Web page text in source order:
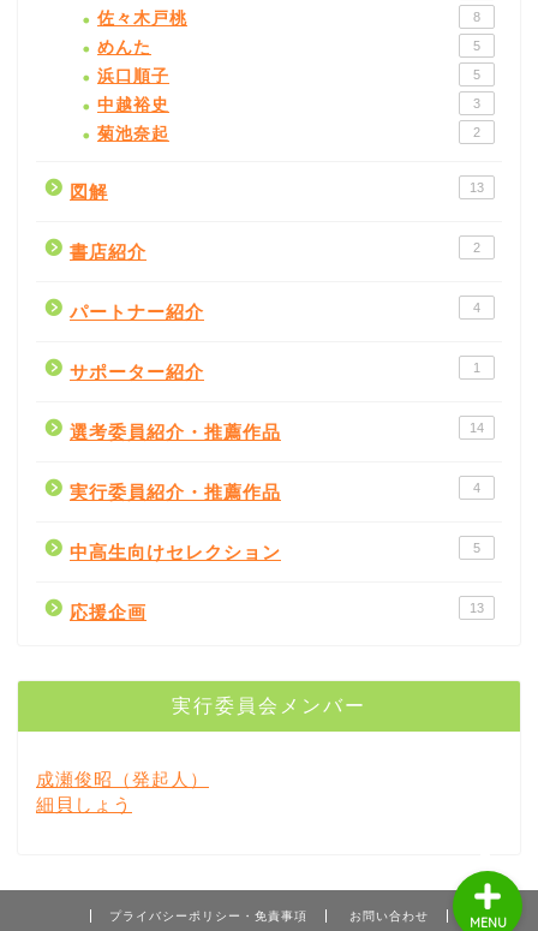
佐々木戸桃 8
めんた 5
浜口順子 5
中越裕史 3
菊池奈起 2
図解 13
書店紹介 2
パートナー紹介 4
サポーター紹介 1
選考委員紹介・推薦作品 14
実行委員紹介・推薦作品 4
中高生向けセレクション 5
応援企画 13
実行委員会メンバー
成瀬俊昭（発起人）
細貝しょう
プライバシーポリシー・免責事項 お問い合わせ MENU